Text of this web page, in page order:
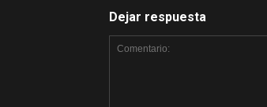
Dejar respuesta